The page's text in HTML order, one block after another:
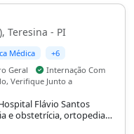
Teresina - PI
Médica
+6
Geral
Internação Com
Verifique Junto a
Flávio Santos
e obstetrícia, ortopedia e
UTI, internação